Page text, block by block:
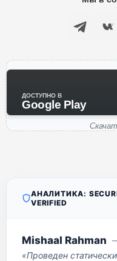
ДОСТУПНО В
Google Play
АНАЛИТИКА:
VERIFIED
Mishaal Rahman
«Проведен